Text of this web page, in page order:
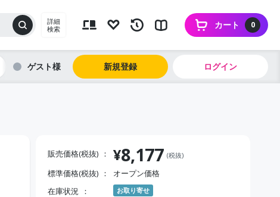
詳細
検索
0
カート
ゲスト 新規登録 ログイン
販売価格(税抜) ¥8,177 (税抜)
標準価格(税抜)
オープン価格
在庫状況
お取り寄せ